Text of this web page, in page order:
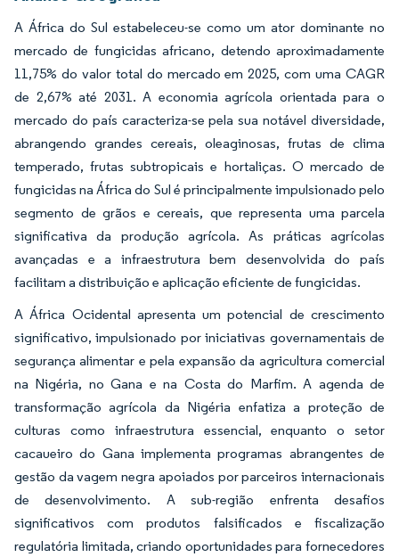
A África do Sul estabeleceu-se como um ator dominante no
mercado de fungicidas africano, detendo aproximadamente
11,75% do valor total do mercado em 2025, com uma CAGR
de 2,67% até 2031. A economia agrícola orientada para o
mercado do país caracteriza-se pela sua notável diversidade,
abrangendo grandes cereais, oleaginosas, frutas de clima
temperado, frutas subtropicais e hortaliças. O mercado de
fungicidas na África do Sul é principalmente impulsionado pelo
segmento de grãos e cereais, que representa uma parcela
significativa da produção agrícola. As práticas agrícolas
avançadas e a infraestrutura bem desenvolvida do país
facilitam a distribuição e aplicação eficiente de fungicidas.
A África Ocidental apresenta um potencial de crescimento
significativo, impulsionado por iniciativas governamentais de
segurança alimentar e pela expansão da agricultura comercial
na Nigéria, no Gana e na Costa do Marfim. A agenda de
transformação agrícola da Nigéria enfatiza a proteção de
culturas como infraestrutura essencial, enquanto o setor
cacaueiro do Gana implementa programas abrangentes de
gestão da vagem negra apoiados por parceiros internacionais
de desenvolvimento. A sub-região enfrenta desafios
significativos com produtos falsificados e fiscalização
regulatória limitada, criando oportunidades para fornecedores